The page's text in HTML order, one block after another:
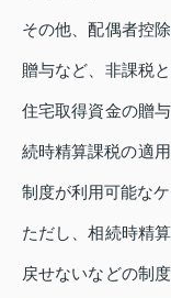
その他、配偶者控
贈与など、非課税
住宅取得資金の贈
続時精算課税の適
制度が利用可能なケ
ただし、相続時精
戻せないなどの制